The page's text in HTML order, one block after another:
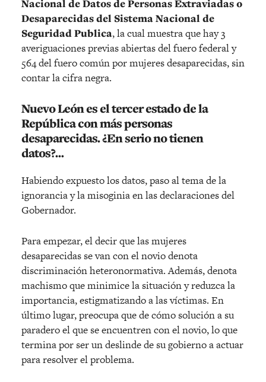
Nacional de Datos de Personas Extraviadas o
Desaparecidas del Sistema Nacional de
Seguridad Publica, la cual muestra que hay 3
averiguaciones previas abiertas del fuero federal y
564 del fuero común por mujeres desaparecidas, sin
contar la cifra negra.
Nuevo León es el tercer estado de la
República con más personas
desaparecidas. ¿En serio no tienen
datos?…
Habiendo expuesto los datos, paso al tema de la
ignorancia y la misoginia en las declaraciones del
Gobernador.
Para empezar, el decir que las mujeres
desaparecidas se van con el novio denota
discriminación heteronormativa. Además, denota
machismo que minimice la situación y reduzca la
importancia, estigmatizando a las víctimas. En
último lugar, preocupa que de cómo solución a su
paradero el que se encuentren con el novio, lo que
termina por ser un deslinde de su gobierno a actuar
para resolver el problema.